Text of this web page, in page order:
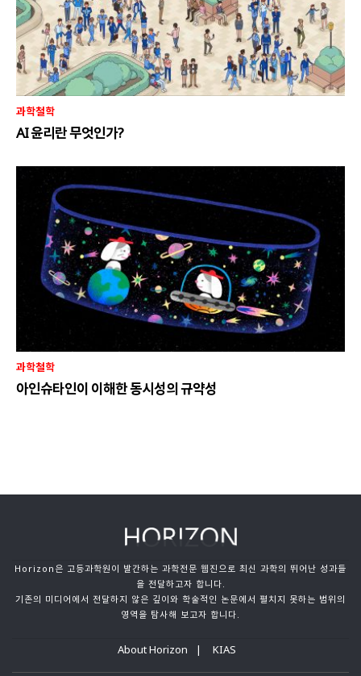
과학철학
AI 윤리란 무엇인가?
과학철학
아인슈타인이 이해한 동시성의 규약성
Horizon은 고등과학원이 발간하는 과학전문 웹진으로 최신 과학의 뛰어난 성과들
을 전달하고자 합니다.
기존의 미디어에서 전달하지 않은 깊이와 학술적인 논문에서 펼치지 못하는 범위의
영역을 탐사해 보고자 합니다.
About Horizon KIAS